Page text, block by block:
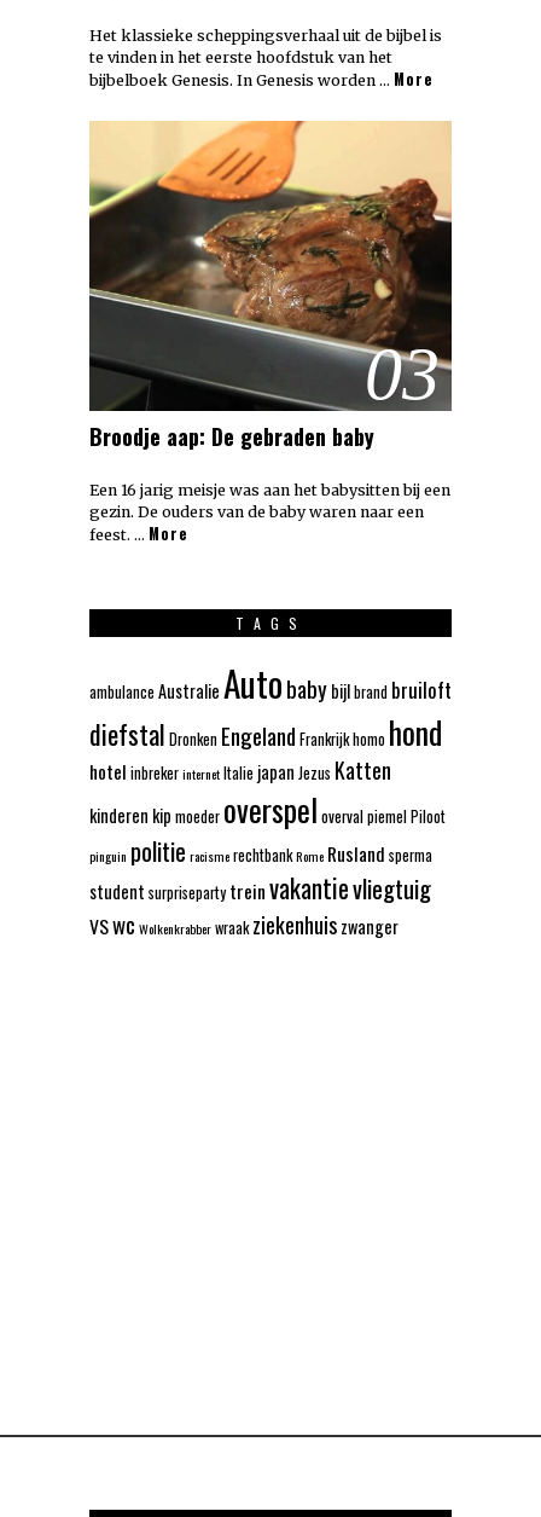
Het klassieke scheppingsverhaal uit de bijbel is
te vinden in het eerste hoofdstuk van het
bijbelboek Genesis. In Genesis worden … More
03
Broodje aap: De gebraden baby
Een 16 jarig meisje was aan het babysitten bij een
gezin. De ouders van de baby waren naar een
feest. … More
TAGS
ambulance AustralieAutobabybijlbrand bruiloft
diefstal Dronken Engeland Frankrijkhomo hond
hotel inbrekerinternetItalie japan Jezus Katten
kinderen kip moeder overspel overvalpiemelPiloot
pinguin politie racismerechtbankRome Rusland sperma
student surpriseparty treinvakantievliegtuig
VSwc Wolkenkrabberwraak ziekenhuiszwanger